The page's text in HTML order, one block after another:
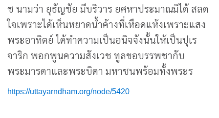
ช นามว่า ยุธัญชัย มีบริวาร ยศหาประมาณมิได้ สลด
ใจเพราะได้เห็นหยาดน้ำค้างที่เหือดแห้งเพราะแสง
พระอาทิตย์ ได้ทำความเป็นอนิจจังนั้นให้เป็นปุเร
จาริก พอกพูนความสังเวช ทูลขอบรรพชากับ
พระมารดาและพระบิดา มหาชนพร้อมทั้งพระร
https://uttayarndham.org/node/5420